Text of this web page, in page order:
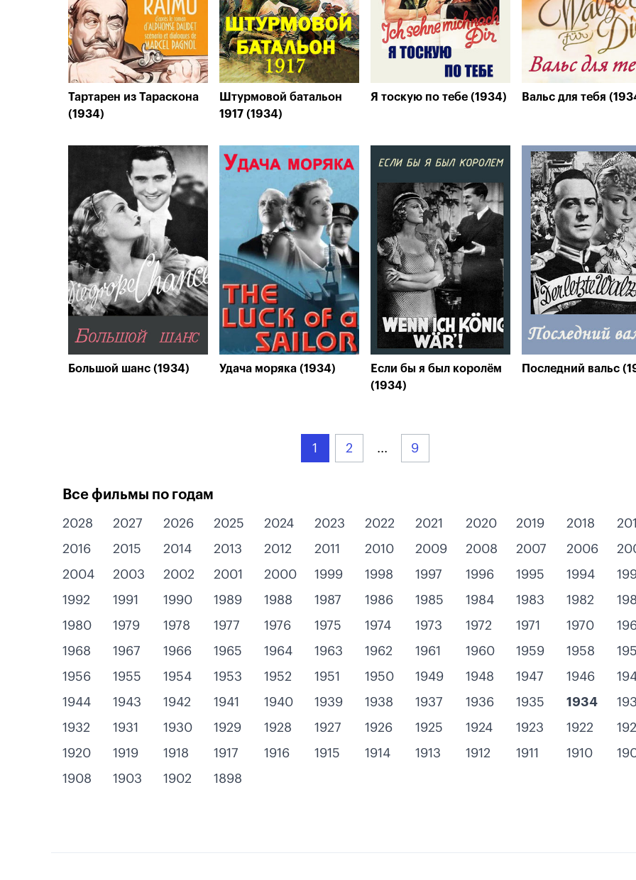
Тартарен из Тараскона
(1934)
Штурмовой батальон
1917 (1934)
Я тоскую по тебе (1934) Вальс для тебя
Большой шанс (1934) Удача моряка (1934)
Если бы я был королём
(1934)
Последний вальс
1 2 ... 9
Все фильмы по годам
2028 2027 2026 2025 2024 2023 2022 2021 2020 2019 2018
2016
2015 2014 2013 2012 2011 2010 2009 2008 2007 2006
2004
2003 2002 2001 2000 1999 1998 1997 1996 1995 1994
1992
1991 1990 1989 1988 1987 1986 1985 1984 1983 1982
1980
1979 1978 1977 1976 1975 1974 1973 1972 1971 1970
1968
1967 1966 1965 1964 1963 1962 1961 1960 1959 1958
1956
1955 1954 1953 1952 1951 1950 1949 1948 1947 1946
1944
1943 1942 1941 1940 1939 1938 1937 1936 1935 1934
1932
1931 1930 1929 1928 1927 1926 1925 1924 1923 1922
1920
1919 1918 1917 1916 1915 1914 1913 1912 1911 1910
1908
1903 1902 1898